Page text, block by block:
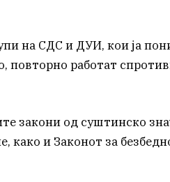
на СДС и ДУИ, кои ја
повторно работат
закони од суштинско
како и Законот за